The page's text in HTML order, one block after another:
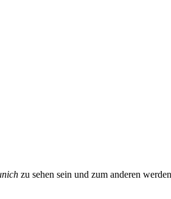
zu sehen sein und zum anderen